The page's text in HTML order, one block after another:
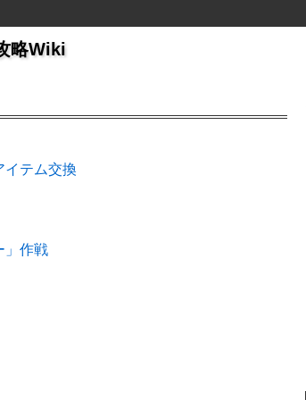
略Wiki
イテム交換
」作戦